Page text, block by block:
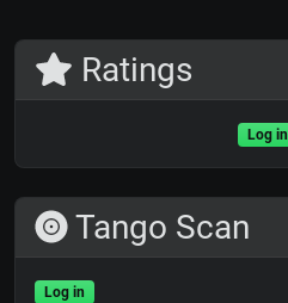
Ratings
Log in
Tango Scan
Log in